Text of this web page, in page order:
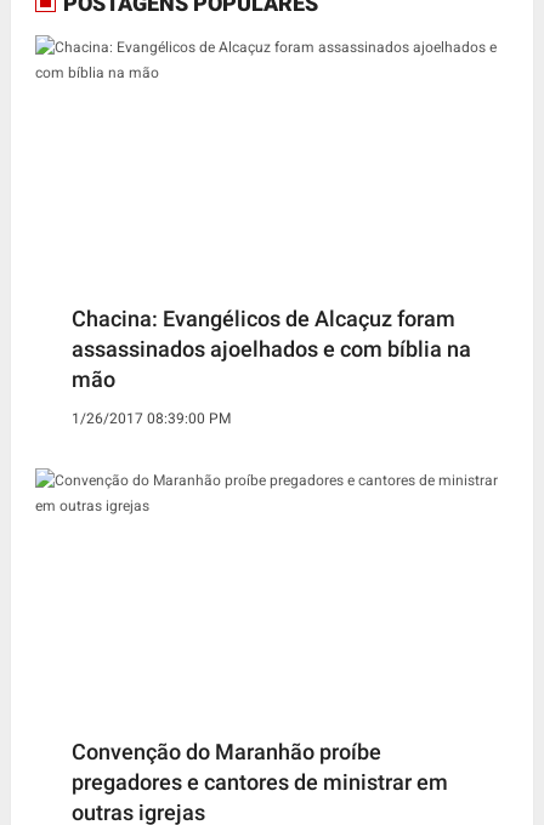
Chacina: Evangélicos de Alcaçuz foram
assassinados ajoelhados e com bíblia na
mão
1/26/2017 08:39:00 PM
Convenção do Maranhão proíbe
pregadores e cantores de ministrar em
outras igrejas